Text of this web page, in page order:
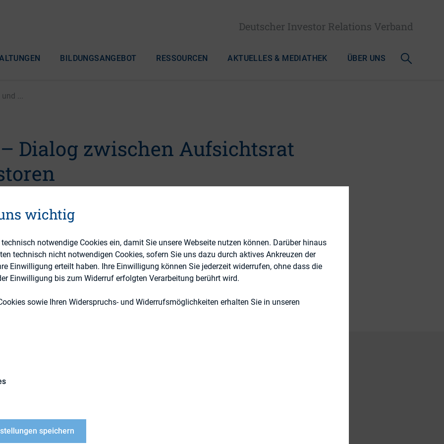
Deutscher Investor Relations Verband
BILDUNGSANGEBOT RESSOURCEN AKTUELLES & MEDIATHEK ÜBER UNS
...
Dialog zwischen Aufsichtsrat
ESG (inkl. Nachhaltigkeit & Governance), IR-Kompetenz
Externe Publikationen
die Initiative Development Shareholder Communication
zwischen Investor und Aufsichtsrat“, bei deren Ausarbeitung der
die Anwendung in der Praxis zu erhalten, erhebt die Universität
wichtig
notwendige Cookies ein, damit Sie unsere Webseite nutzen können. Darüber hinaus
technisch nicht notwendigen Cookies, sofern Sie uns dazu durch aktives Ankreuzen der
Einwilligung erteilt haben. Ihre Einwilligung können Sie jederzeit widerrufen, ohne dass die
Einwilligung bis zum Widerruf erfolgten Verarbeitung berührt wird.
sowie Ihren Widerspruchs- und Widerrufsmöglichkeiten erhalten Sie in unseren
speichern